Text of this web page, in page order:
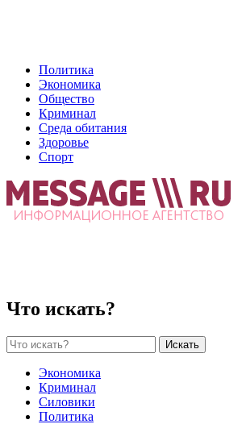
Политика
Экономика
Общество
Криминал
Среда обитания
Здоровье
Спорт
Что искать?
Искать
Экономика
Криминал
Силовики
Политика